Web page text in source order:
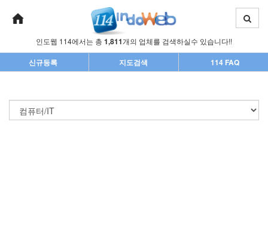
인도웹 114에서는 총 1,811개의 업체를 검색하실수 있습니다!!
신규등록 지도검색 114 FAQ